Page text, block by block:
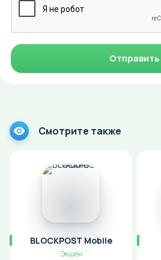
Отправить
Смотрите также
BLOCKPOST Mobile
Экшен